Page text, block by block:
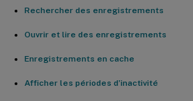
Rechercher des enregistrements
Ouvrir et lire des enregistrements
Enregistrements en cache
Afficher les périodes d’inactivité